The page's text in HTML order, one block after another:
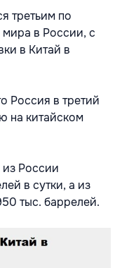
третьим по
в России, с
в Китай в
Россия в третий
на китайском
России
в сутки, а из
тыс. баррелей.